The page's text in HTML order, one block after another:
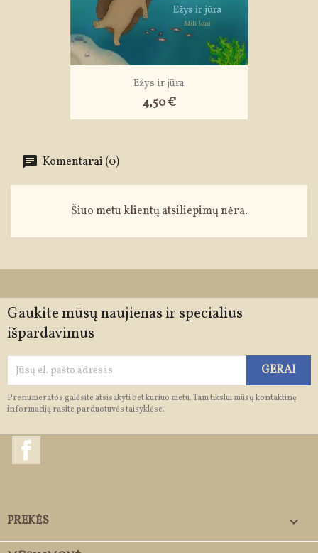
Ežys ir jūra
4,50 €
Komentarai (0)
Šiuo metu klientų atsiliepimų nėra.
Gaukite mūsų naujienas ir specialius
išpardavimus
Prenumeratos galėsite atsisakyti bet kuriuo metu. Tam tikslui mūsų kontaktinę
informaciją rasite parduotuvės taisyklėse.
PREKĖS 